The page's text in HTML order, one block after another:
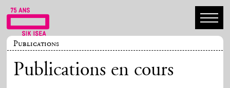
Publications
Publications en cours